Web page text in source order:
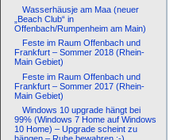
Wasserhäusje am Maa (neuer
„Beach Club“ in
Offenbach/Rumpenheim am Main)
Feste im Raum Offenbach und
Frankfurt – Sommer 2018 (Rhein-
Main Gebiet)
Feste im Raum Offenbach und
Frankfurt – Sommer 2017 (Rhein-
Main Gebiet)
Windows 10 upgrade hängt bei
99% (Windows 7 Home auf Windows
10 Home) – Upgrade scheint zu